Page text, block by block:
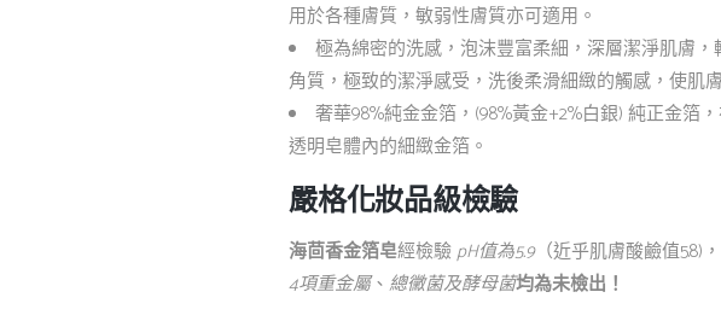
用於各種膚質，敏弱性膚質亦可適用。
極為綿密的洗感，泡沫豐富柔細，深層潔淨肌膚
角質，極致的潔淨感受，洗後柔滑細緻的觸感，使肌
奢華98%純金金箔，(98%黃金+2%白銀) 純正金箔
透明皂體內的細緻金箔。
嚴格化妝品級檢驗
海茴香金箔皂經檢驗pH值為5.9（近乎肌膚酸鹼值5.8)，
4項重金屬、 總黴菌及酵母菌均為未檢出！